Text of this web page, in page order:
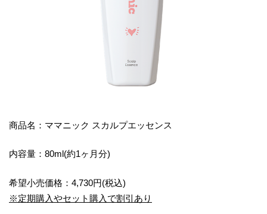
商品名：ママニック スカルプエッセンス
内容量：80ml(約1ヶ月分)
希望小売価格：4,730円(税込)
※定期購入やセット購入で割引あり